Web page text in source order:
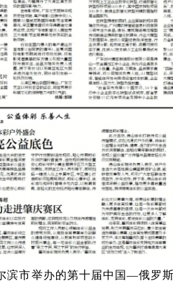
滨市举办的第十届中国—俄罗